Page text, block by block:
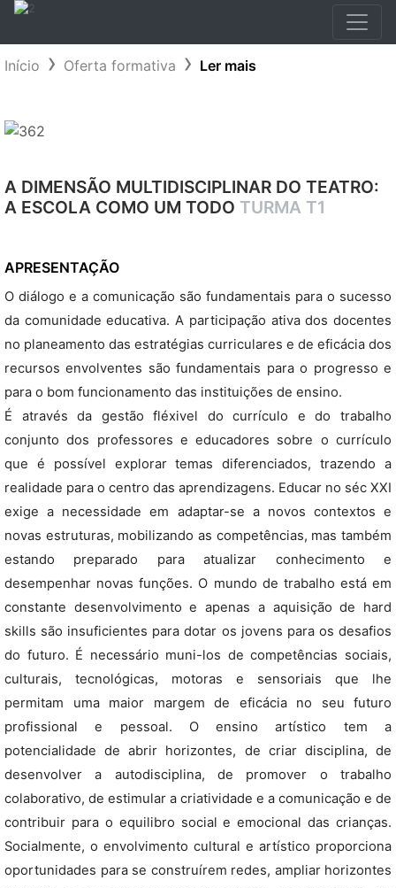
Início Oferta formativa Ler mais
A DIMENSÃO MULTIDISCIPLINAR DO TEATRO:
A ESCOLA COMO UM TODO TURMA T1
APRESENTAÇÃO
O diálogo e a comunicação são fundamentais para o sucesso
da comunidade educativa. A participação ativa dos docentes
no planeamento das estratégias curriculares e de eficácia dos
recursos envolventes são fundamentais para o progresso e
para o bom funcionamento das instituições de ensino.
É através da gestão fléxivel do currículo e do trabalho
conjunto dos professores e educadores sobre o currículo
que é possível explorar temas diferenciados, trazendo a
realidade para o centro das aprendizagens. Educar no séc XXI
exige a necessidade em adaptar-se a novos contextos e
novas estruturas, mobilizando as competências, mas também
estando preparado para atualizar conhecimento e
desempenhar novas funções. O mundo de trabalho está em
constante desenvolvimento e apenas a aquisição de hard
skills são insuficientes para dotar os jovens para os desafios
do futuro. É necessário muni-los de competências sociais,
culturais, tecnológicas, motoras e sensoriais que lhe
permitam uma maior margem de eficácia no seu futuro
profissional e pessoal. O ensino artístico tem a
potencialidade de abrir horizontes, de criar disciplina, de
desenvolver a autodisciplina, de promover o trabalho
colaborativo, de estimular a criatividade e a comunicação e de
contribuir para o equilibro social e emocional das crianças.
Socialmente, o envolvimento cultural e artístico proporciona
oportunidades para se construírem redes, ampliar horizontes